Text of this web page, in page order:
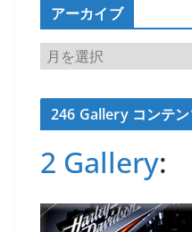
アーカイブ
ア
ー
カ
イ246 Gallery コンテ
2 Gallery: